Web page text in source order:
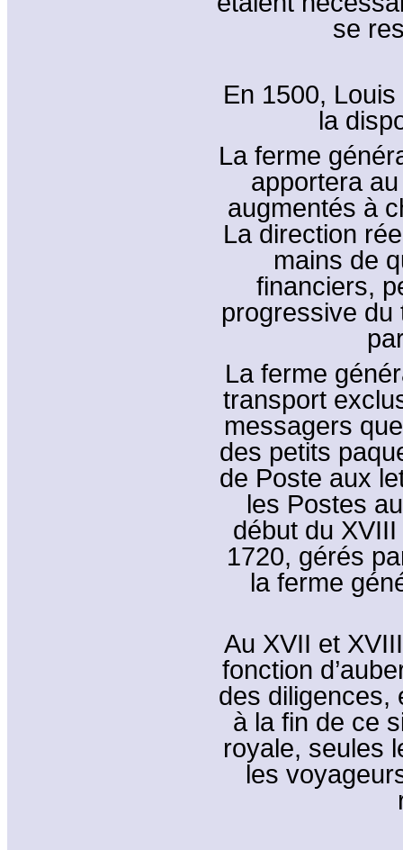
se
En 1500,
la
La ferme
apportera
augmentés à
La direction
mains de
financiers,
progressive du
La ferme
transport
messagers
des petits
de Poste aux
les Postes
début du
1720, gérés
la ferme
Au XVII et
fonction
des diligences,
à la fin de ce
royale, seules
les